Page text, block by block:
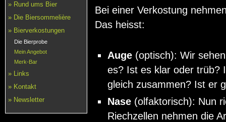
» Rund ums Bier
» Die Biersommelière
» Bierverkostungen
Die Bierprobe
Mein Angebot
Merk-Bar
» Links
» Kontakt
» Newsletter
Bei einer Verkostung
Das heisst:
Auge(optisch): Wir
es? Ist es klar oder trüb?
gleich zusammen? Ist er
Nase(olfaktorisch): Nun
Riechzellen nehmen die